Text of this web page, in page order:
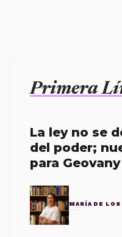
Primera
La ley no se
del poder;
para
MARÍA DE LOS